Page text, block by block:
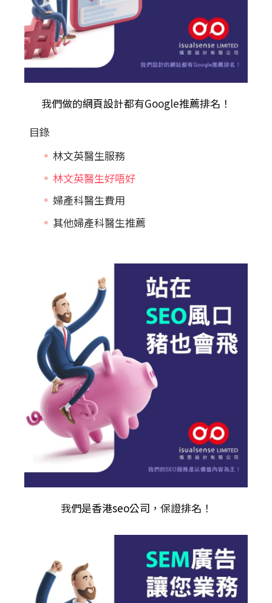
我們做的網頁設計都有Google推薦排名！
目錄
林文英醫生服務
林文英醫生好唔好
婦產科醫生費用
其他婦產科醫生推薦
我們是香港seo公司 ，保證排名！